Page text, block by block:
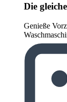
Die
Genieße